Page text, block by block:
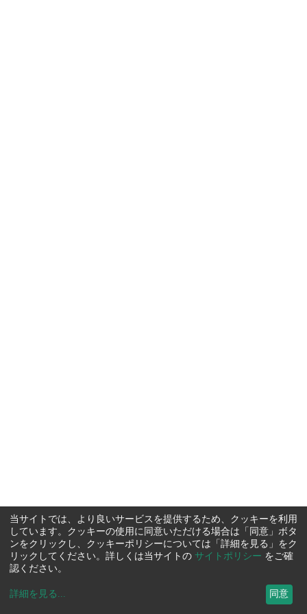
当サイトでは、より良いサービスを提供するため、クッキーを利用
しています。クッキーの使用に同意いただける場合は「同意」ボタ
ンをクリックし、クッキーポリシーについては「詳細を見る」をク
リックしてください。詳しくは当サイトの サイトポリシー をご確
認ください。
詳細を見る ... 同意